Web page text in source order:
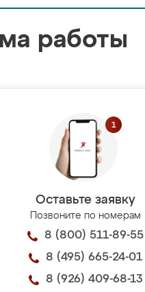
работы
Оставьте заявку
Позвоните по номерам
8 (800) 511-89-55
8 (495) 665-24-01
8 (926) 409-68-13